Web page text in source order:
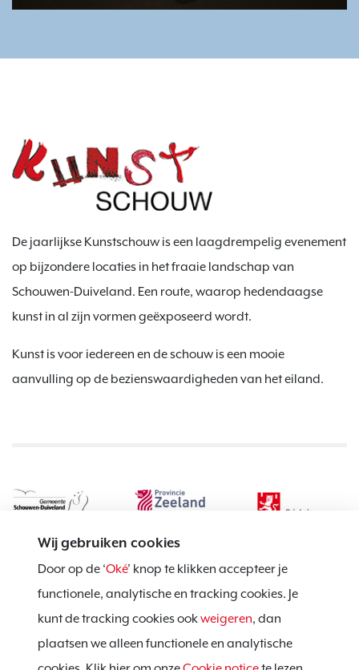
Wij gebruiken cookies
Door op de ‘Oké’ knop te klikken accepteer je
functionele, analytische en tracking cookies. Je
kunt de tracking cookies ookweigeren, dan
plaatsen we alleen functionele en analytische
De jaarlijkse Kunstschouw is een laagdrempelig evenement
op bijzondere locaties in het fraaie landschap van
Schouwen-Duiveland. Een route, waarop hedendaagse
kunst in al zijn vormen geëxposeerd wordt.
Kunst is voor iedereen en de schouw is een mooie
aanvulling op de bezienswaardigheden van het eiland.